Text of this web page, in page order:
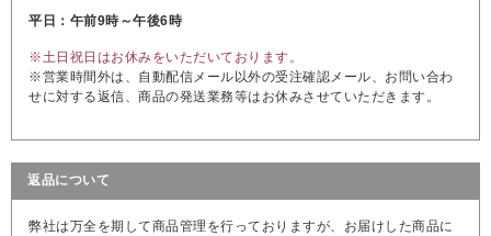
平日：午前9時～午後6時
※土日祝日はお休みをいただいております。
※営業時間外は、自動配信メール以外の受注確認メール、お問い合わ
せに対する返信、商品の発送業務等はお休みさせていただきます。
返品について
弊社は万全を期して商品管理を行っておりますが、お届けした商品に